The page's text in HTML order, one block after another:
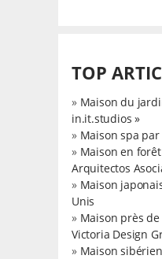
TOP
» Maison du
in.it.studios »
» Maison spa
» Maison en
Arquitectos
» Maison
Unis
» Maison près
Victoria Design
» Maison